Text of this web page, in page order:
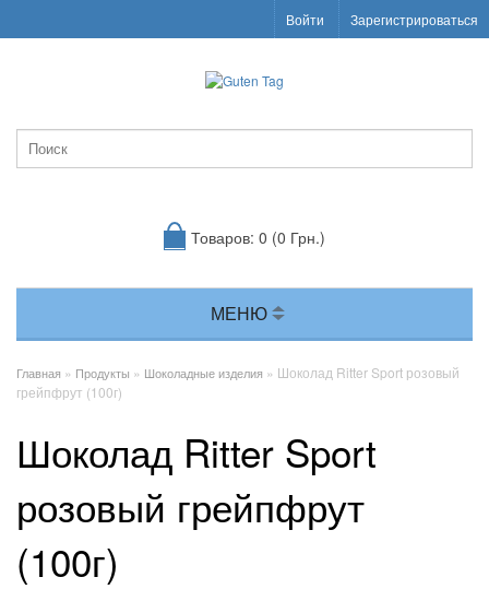
Войти Зарегистрироваться
Товаров: 0 (0 Грн.)
МЕНЮ
Главная » Продукты » Шоколадные изделия » Шоколад Ritter Sport розовый
грейпфрут (100г)
Шоколад Ritter Sport
розовый грейпфрут
(100г)